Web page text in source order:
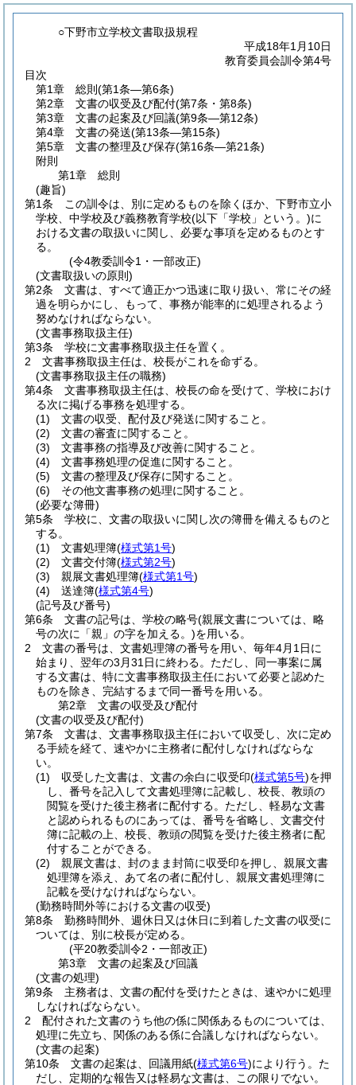
○下野市立学校文書取扱規程
平成18年1月10日
教育委員会訓令第4号
目次
第1章
総則 (第1条―第6条)
第2章
文書の収受及び配付(第7条・第8条)
第3章
文書の起案及び回議(第9条―第12条)
第4章
文書の発送(第13条―第15条)
第5章
文書の整理及び保存(第16条―第21条)
附則
第1章
総則
(趣旨)
第1条
この訓令は、別に定めるものを除くほか、下野市立小
学校、中学校及び義務教育学校(以下「学校」という。)に
おける文書の取扱いに関し、必要な事項を定めるものとす
る。
(令4教委訓令1・一部改正)
(文書取扱いの原則)
第2条
文書は、すべて適正かつ迅速に取り扱い、常にその経
過を明らかにし、もって、事務が能率的に処理されるよう
努めなければならない。
(文書事務取扱主任)
第3条
学校に文書事務取扱主任を置く。
2
文書事務取扱主任は、校長がこれを命ずる。
(文書事務取扱主任の職務)
第4条
文書事務取扱主任は、校長の命を受けて、学校におけ
る次に掲げる事務を処理する。
(1)
文書の収受、配付及び発送に関すること。
(2)
文書の審査に関すること。
(3)
文書事務の指導及び改善に関すること。
(4)
文書事務処理の促進に関すること。
(5)
文書の整理及び保存に関すること。
(6)
その他文書事務の処理に関すること。
(必要な簿冊)
第5条
学校に、文書の取扱いに関し次の簿冊を備えるものと
する。
(1)
文書処理簿(様式第1号)
(2)
文書交付簿(様式第2号)
(3)
親展文書処理簿(様式第1号)
(4)
送達簿(様式第4号)
(記号及び番号)
第6条
文書の記号は、学校の略号(親展文書については、略
号の次に「親」の字を加える。)を用いる。
2
文書の番号は、文書処理簿の番号を用い、毎年4月1日に
始まり、翌年の3月31日に終わる。 ただし、同一事案に属
する文書は、特に文書事務取扱主任において必要と認めた
ものを除き、完結するまで同一番号を用いる。
第2章
文書の収受及び配付
(文書の収受及び配付)
第7条
文書は、文書事務取扱主任において収受し、次に定め
る手続を経て、速やかに主務者に配付しなければならな
い。
(1)
収受した文書は、文書の余白に収受印(様式第5号)を押
し、番号を記入して文書処理簿に記載し、校長、教頭の
閲覧を受けた後主務者に配付する。 ただし、軽易な文書
と認められるものにあっては、番号を省略し、文書交付
簿に記載の上、校長、教頭の閲覧を受けた後主務者に配
付することができる。
(2)
親展文書は、封のまま封筒に収受印を押し、親展文書
処理簿を添え、あて名の者に配付し、親展文書処理簿に
記載を受けなければならない。
(勤務時間外等における文書の収受)
第8条
勤務時間外、週休日又は休日に到着した文書の収受に
ついては、別に校長が定める。
(平20教委訓令2・一部改正)
第3章
文書の起案及び回議
(文書の処理)
第9条
主務者は、文書の配付を受けたときは、速やかに処理
しなければならない。
2
配付された文書のうち他の係に関係あるものについては、
処理に先立ち、関係のある係に合議しなければならない。
(文書の起案)
第10条
文書の起案は、回議用紙(様式第6号)により行う。 た
だし、定期的な報告又は軽易な文書は、この限りでない。